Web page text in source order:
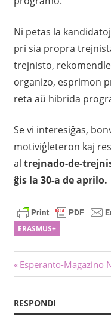
Ni petas la
pri sia propra
trejnisto,
organizo, esprimon
reta aŭ hibrida
Se vi interesiĝas,
motiviĝleteron kaj
al trejnado-de-
ĝis la 30-a de aprilo.
ERASMUS+
Navigado
afiŝoj
Antaŭa
afiŝo:
Esperanto-Magazino
RESPONDI